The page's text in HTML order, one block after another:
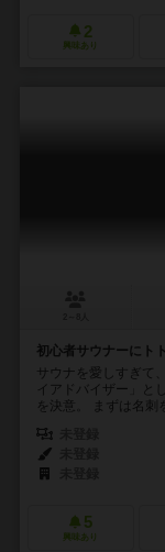
2
興味あり
初心者サウナーにト
サウナを愛しすぎて
イアドバイザー」と
を決意。 まずは名刺
5
興味あり